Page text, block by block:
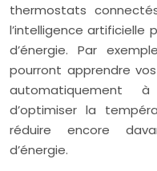
thermostats
l’intelligence artificielle
d’énergie. Par
pourront apprendre
automatiquement
d’optimiser la
réduire encore
d’énergie.